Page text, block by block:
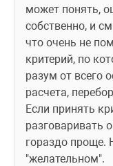
может понять,
собственно, и
что очень не
критерий, по
разум от всего
расчета,
Если принять
разговаривать
гораздо проще.
"желательном".